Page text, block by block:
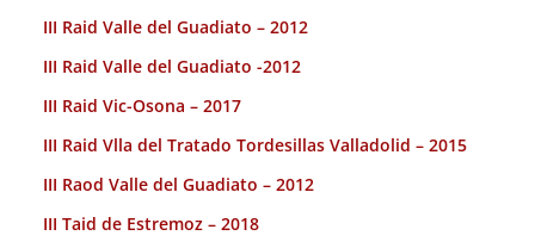
III Raid Valle del Guadiato – 2012
III Raid Valle del Guadiato -2012
III Raid Vic-Osona – 2017
III Raid Vlla del Tratado Tordesillas Valladolid – 2015
III Raod Valle del Guadiato – 2012
III Taid de Estremoz – 2018